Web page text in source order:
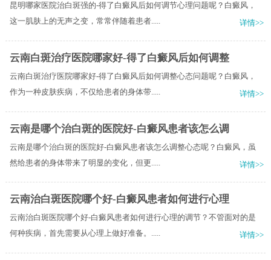
昆明哪家医院治白斑强的-得了白癜风后如何调节心理问题呢？白癜风，
这一肌肤上的无声之变，常常伴随着患者.....
详情>>
云南白斑治疗医院哪家好-得了白癜风后如何调整
云南白斑治疗医院哪家好-得了白癜风后如何调整心态问题呢？白癜风，
作为一种皮肤疾病，不仅给患者的身体带.....
详情>>
云南是哪个治白斑的医院好-白癜风患者该怎么调
云南是哪个治白斑的医院好-白癜风患者该怎么调整心态呢？白癜风，虽
然给患者的身体带来了明显的变化，但更.....
详情>>
云南治白斑医院哪个好-白癜风患者如何进行心理
云南治白斑医院哪个好-白癜风患者如何进行心理的调节？不管面对的是
何种疾病，首先需要从心理上做好准备。.....
详情>>